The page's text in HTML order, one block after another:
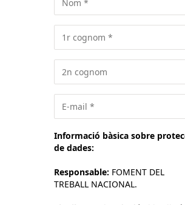
Informació bàsica sobre
de dades:
Responsable: FOMENT DEL
TREBALL NACIONAL.